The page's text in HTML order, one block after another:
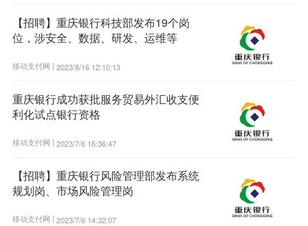
【招聘】重庆银行科技部发布19个岗
位，涉安全、数据、研发、运维等
移动支付网 | 2023/8/16 12:10:13
重庆银行成功获批服务贸易外汇收支便
利化试点银行资格
移动支付网 | 2023/7/6 16:36:47
【招聘】重庆银行风险管理部发布系统
规划岗、市场风险管理岗
移动支付网 | 2023/7/6 14:32:07